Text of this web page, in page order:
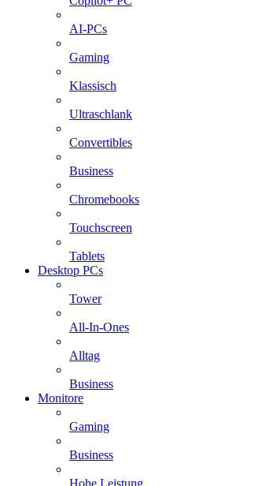
AI-PCs
Gaming
Klassisch
Ultraschlank
Convertibles
Business
Chromebooks
Touchscreen
Tablets
Desktop PCs
Tower
All-In-Ones
Alltag
Business
Monitore
Gaming
Business
Hohe Leistung